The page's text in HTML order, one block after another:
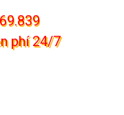
phí 24/7